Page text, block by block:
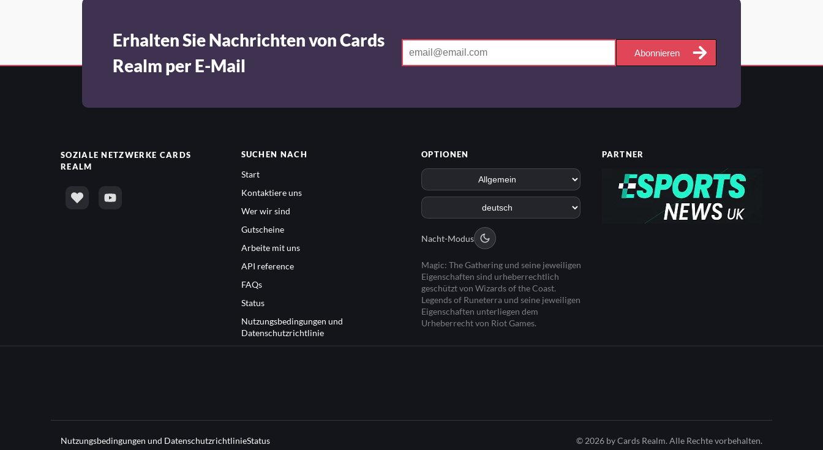
Erhalten Sie Nachrichten von Cards
Realm per E-Mail
Abonnieren
SOZIALE NETZWERKE CARDS
REALM
SUCHEN NACH
Start
Kontaktiere uns
Wer wir sind
Gutscheine
Arbeite mit uns
API reference
FAQs
Status
Nutzungsbedingungen und
Datenschutzrichtlinie
OPTIONEN
Nacht-Modus
Magic: The Gathering und seine jeweiligen
Eigenschaften sind urheberrechtlich
geschützt von Wizards of the Coast.
Legends of Runeterra und seine jeweiligen
Eigenschaften unterliegen dem
Urheberrecht von Riot Games.
PARTNER
Nutzungsbedingungen und DatenschutzrichtlinieStatus © 2026 by Cards Realm. Alle Rechte vorbehalten.